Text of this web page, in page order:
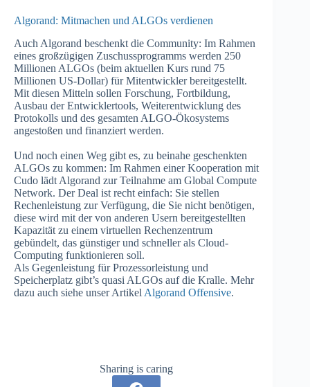
Algorand: Mitmachen und ALGOs verdienen
Auch Algorand beschenkt die Community: Im Rahmen
eines großzügigen Zuschussprogramms werden 250
Millionen ALGOs (beim aktuellen Kurs rund 75
Millionen US-Dollar) für Mitentwickler bereitgestellt.
Mit diesen Mitteln sollen Forschung, Fortbildung,
Ausbau der Entwicklertools, Weiterentwicklung des
Protokolls und des gesamten ALGO-Ökosystems
angestoßen und finanziert werden.
Und noch einen Weg gibt es, zu beinahe geschenkten
ALGOs zu kommen: Im Rahmen einer Kooperation mit
Cudo lädt Algorand zur Teilnahme am Global Compute
Network. Der Deal ist recht einfach: Sie stellen
Rechenleistung zur Verfügung, die Sie nicht benötigen,
diese wird mit der von anderen Usern bereitgestellten
Kapazität zu einem virtuellen Rechenzentrum
gebündelt, das günstiger und schneller als Cloud-
Computing funktionieren soll.
Als Gegenleistung für Prozessorleistung und
Speicherplatz gibt’s quasi ALGOs auf die Kralle. Mehr
dazu auch siehe unser Artikel Algorand Offensive.
Sharing is caring